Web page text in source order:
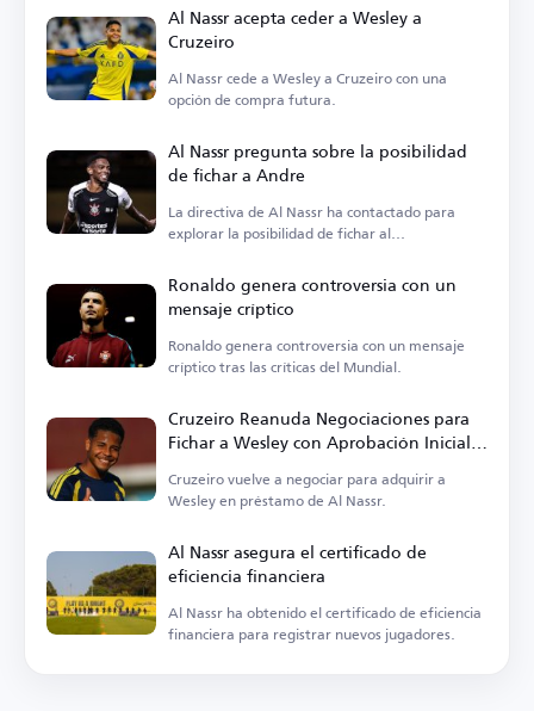
Al Nassr acepta ceder a Wesley a
Cruzeiro
Al Nassr cede a Wesley a Cruzeiro con una
opción de compra futura.
Al Nassr pregunta sobre la posibilidad
de fichar a Andre
La directiva de Al Nassr ha contactado para
explorar la posibilidad de fichar al
Ronaldo genera controversia con un
mensaje críptico
Ronaldo genera controversia con un mensaje
críptico tras las críticas del Mundial.
Cruzeiro Reanuda Negociaciones para
Fichar a Wesley con Aprobación Inicial
de Al Nassr
Cruzeiro vuelve a negociar para adquirir a
Wesley en préstamo de Al Nassr.
Al Nassr asegura el certificado de
eficiencia financiera
Al Nassr ha obtenido el certificado de eficiencia
financiera para registrar nuevos jugadores.